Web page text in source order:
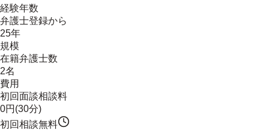
経験年数
弁護士登録から
25年
規模
在籍弁護士数
2名
費用
初回面談相談料
0円(30分)
初回相談無料